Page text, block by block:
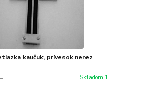
kaučuk, prívesok nerez
Skladom 1